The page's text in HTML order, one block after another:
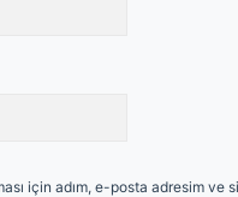
için adım, e-posta adresim ve